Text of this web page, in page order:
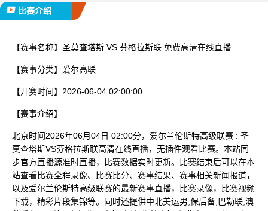
比赛介绍
【赛事名称】 圣莫查塔斯 VS 芬格拉斯联 免费高清在线直播
【赛事分类】 爱尔高联
【开赛时间】 2026-06-04 02:00:00
【赛事介绍】
北京时间2026年06月04日 02:00分，爱尔兰伦斯特高级联赛 : 圣
莫查塔斯VS芬格拉斯联高清在线直播，无插件观看比赛。本站同
步官方直播源准时直播，比赛数据实时更新。比赛结束后可以在本
站查看比赛全程录像、比赛比分、赛事结果、赛事相关新闻报道，
以及爱尔兰伦斯特高级联赛的最新赛事直播，比赛录像，比赛视频
下载，精彩片段集锦等。同时还提供中北美运男,保后备,巴勒联,澳